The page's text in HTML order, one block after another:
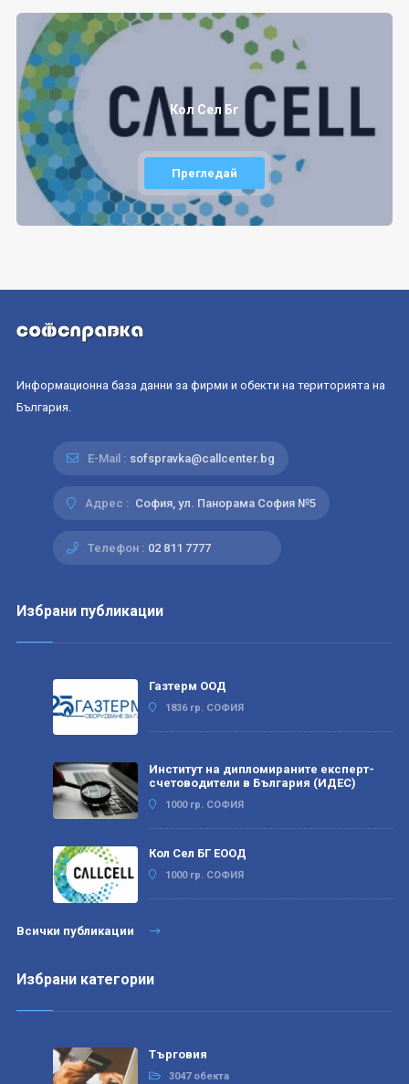
Кол Сел Бг
Прегледай
Информационна база данни за фирми и обекти на територията на
България.
E-Mail : sofspravka@callcenter.bg
Адрес : София, ул. Панорама София №5
Телефон : 02 811 7777
Избрани публикации
Газтерм ООД
1836 гр. СОФИЯ
Институт на дипломираните експерт-
счетоводители в България (ИДЕС)
1000 гр. СОФИЯ
Кол Сел БГ ЕООД
1000 гр. СОФИЯ
Всички публикации
Избрани категории
Търговия
3047 обекта